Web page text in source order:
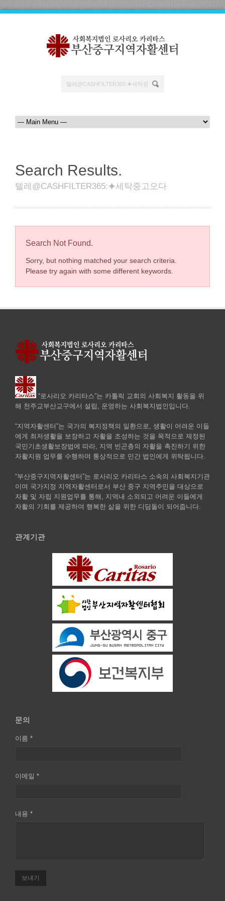
Search Results.
텔레@CASHFILTER365:⯌세탁중고오다
Search Not Found.
Sorry, but nothing matched your search criteria.
Please try again with some different keywords.
“로사리오 카리타스”는 카톨릭 교회의 사회복지 활동을 위
해 천주교부산교구에서 설립, 운영하는 사회복지법인입니다.
“지역자활센터”는 국가의 복지정책의 일환으로, 생활이 어려운 이들
에게 최저생활을 보장하고 자활을 조성하는 것을 목적으로 제정된
국민기초생활보장법에 따라, 지역 빈곤층의 자활을 촉진하기 위한
자활지원 업무를 수행하며 통상적으로 민간 법인에게 위탁됩니다.
“부산중구지역자활센터”는 로사리오 카리타스 소속의 사회복지기관
이며 국가지정 지역자활센터로서 부산 중구 지역주민을 대상으로
자활 및 자립 지원업무를 통해, 지역내 소외되고 어려운 이들에게
자활의 기회를 제공하여 행복한 삶을 위한 디딤돌이 되어줍니다.
관계기관
문의
이름 *
이메일 *
내용 *
보내기